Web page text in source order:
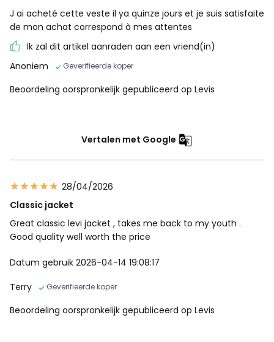
J ai acheté cette veste il ya quinze jours et je suis satisfaite
de mon achat correspond à mes attentes
Ik zal dit artikel aanraden aan een vriend(in)
Anoniem
Geverifieerde koper
Beoordeling oorspronkelijk gepubliceerd op Levis
Vertalen met Google
28/04/2026
Classic jacket
Great classic levi jacket , takes me back to my youth .
Good quality well worth the price
Datum gebruik 2026-04-14 19:08:17
Terry
Geverifieerde koper
Beoordeling oorspronkelijk gepubliceerd op Levis